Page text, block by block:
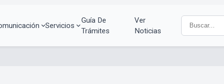
Servicios
Guía De
Trámites
Ver
Noticias